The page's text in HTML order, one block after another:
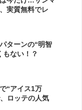
実質無料でレ
ターンの“明智
ない！？
“アイス1万
ロッテの人気